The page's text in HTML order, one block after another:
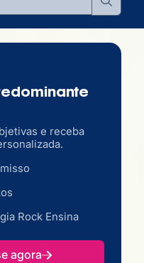
e receba
Rock Ensina
agora